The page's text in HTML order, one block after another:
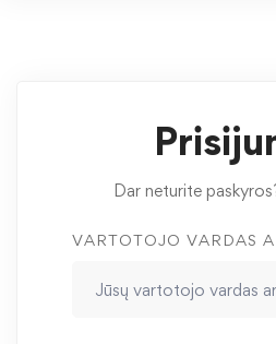
Dar neturite
VARTOTOJO VARDAS